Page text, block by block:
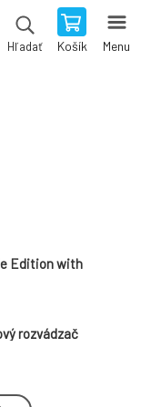
Hľadať Košík Menu
Edition with
rozvádzač
1KRIDLO